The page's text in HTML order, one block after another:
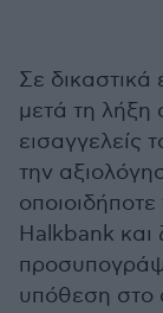
Σε
μετά τη λήξη
εισαγγελείς
την
Halkbank
υπόθεση στο